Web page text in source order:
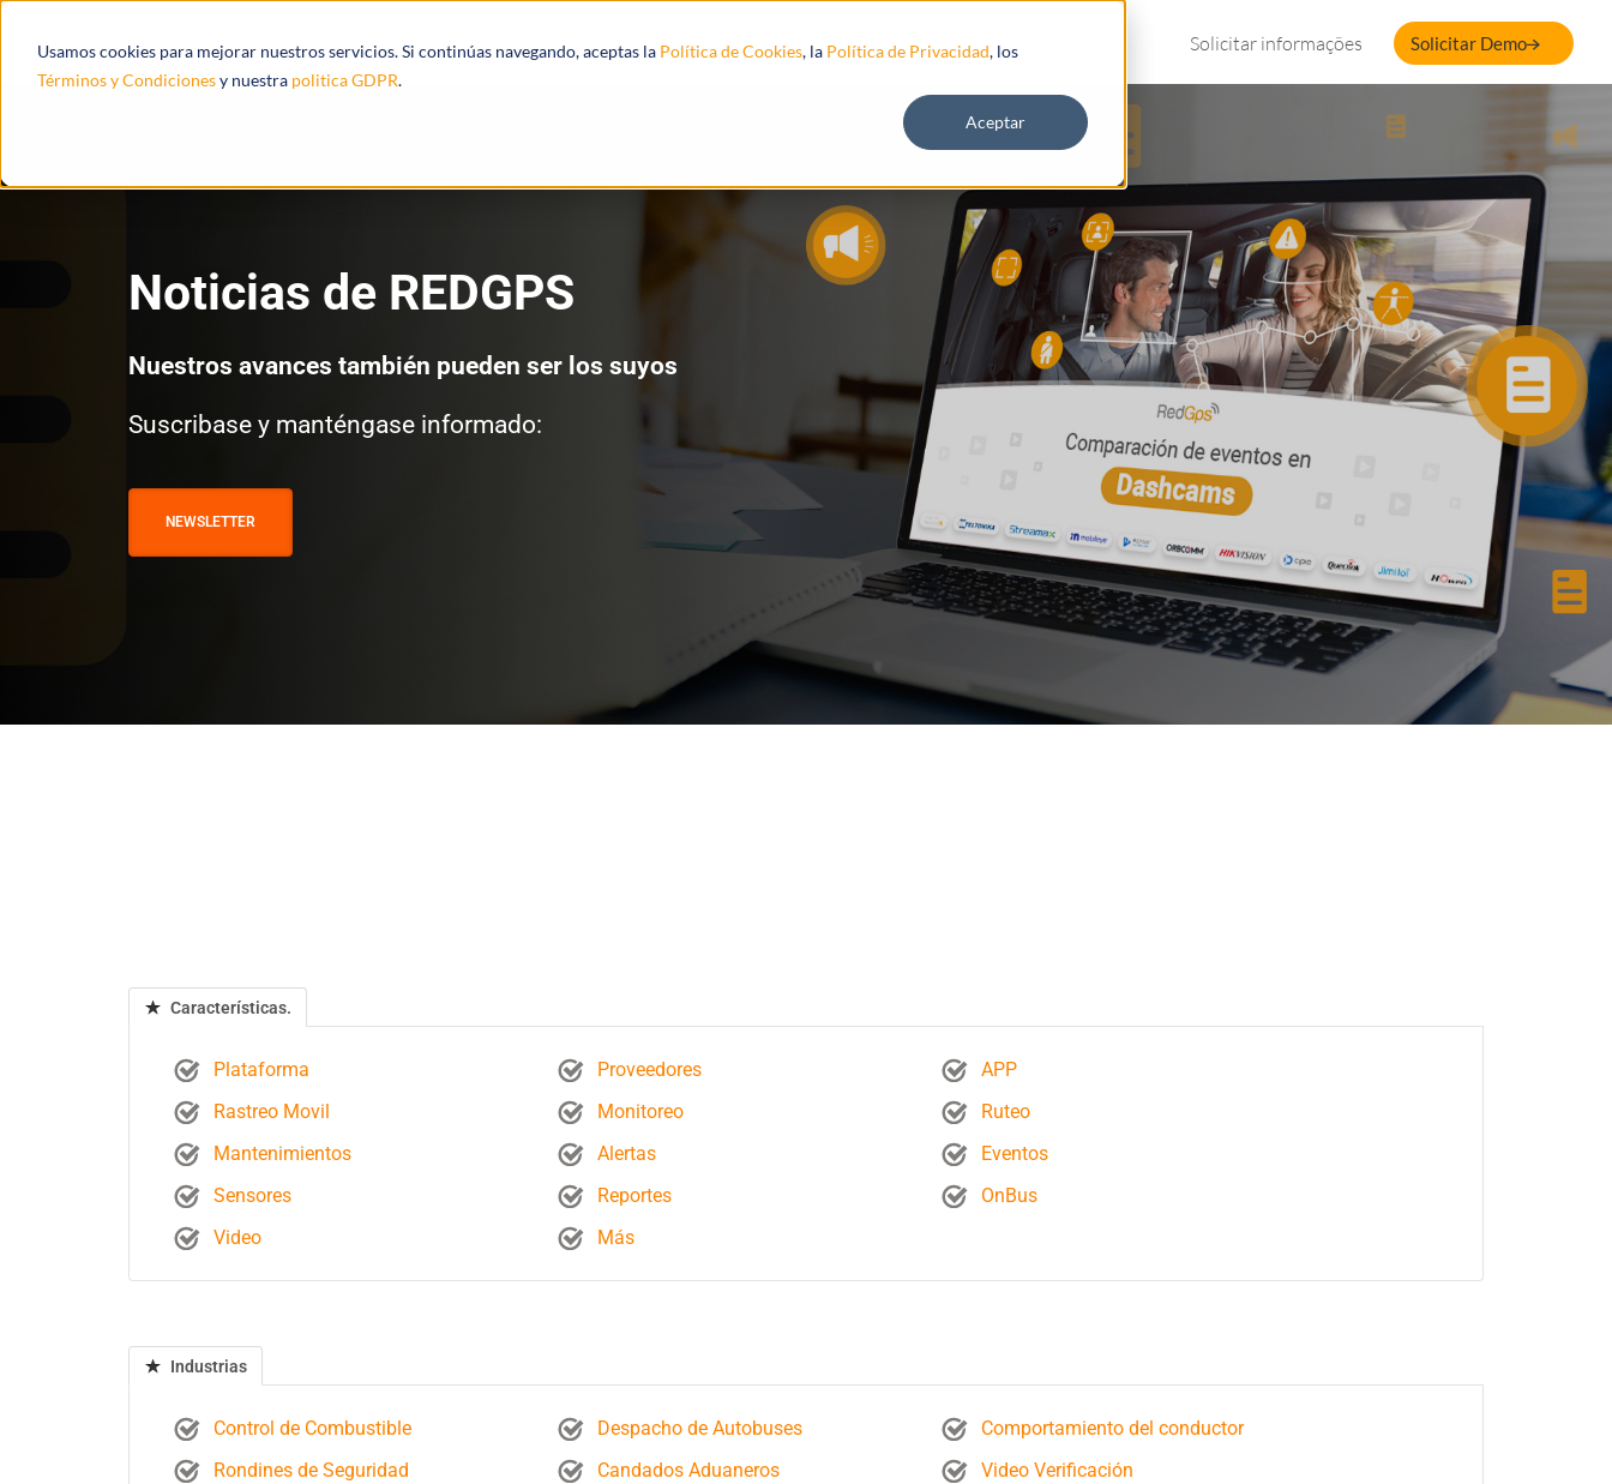
Usamos cookies para mejorar nuestros servicios. Si continúas navegando, aceptas la Política de Cookies, la Política de Privacidad, los
Términos y Condicionesy nuestra politica GDPR.
Aceptar
Produtos Ecossistema Integrações Recursos Solicitar informações Solicitar Demo
Noticias de REDGPS
Nuestros avances también pueden ser los suyos
Suscribase y manténgase informado:
NEWSLETTER
Características.
Plataforma Proveedores
APP
Rastreo Movil
Monitoreo
Ruteo
Mantenimientos
Alertas
Eventos
Sensores
Reportes
OnBus
Video
Más
Industrias
Control de Combustible Despacho de Autobuses
Comportamiento del conductor
Rondines de Seguridad
Candados Aduaneros
Video Verificación